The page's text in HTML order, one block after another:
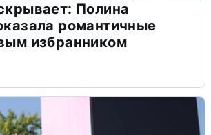
Полина
романтичные
избранником